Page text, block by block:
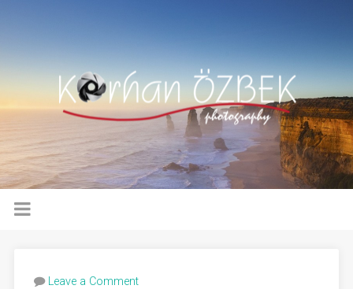
Leave a Comment